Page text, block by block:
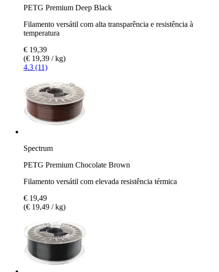
PETG Premium Deep Black
Filamento versátil com alta transparência e resistência à
temperatura
€ 19,39
(€ 19,39 / kg)
4.3 (11)
Spectrum
PETG Premium Chocolate Brown
Filamento versátil com elevada resistência térmica
€ 19,49
(€ 19,49 / kg)